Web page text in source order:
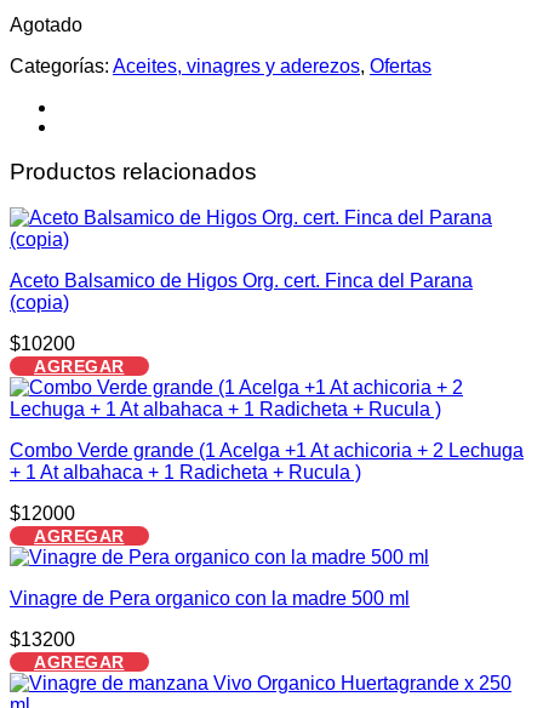
Agotado
Categorías: Aceites, vinagres y aderezos, Ofertas
Productos relacionados
Aceto Balsamico de Higos Org. cert. Finca del Parana
(copia)
$10200
AGREGAR
Combo Verde grande (1 Acelga +1 At achicoria + 2 Lechuga
+ 1 At albahaca + 1 Radicheta + Rucula )
$12000
AGREGAR
Vinagre de Pera organico con la madre 500 ml
$13200
AGREGAR